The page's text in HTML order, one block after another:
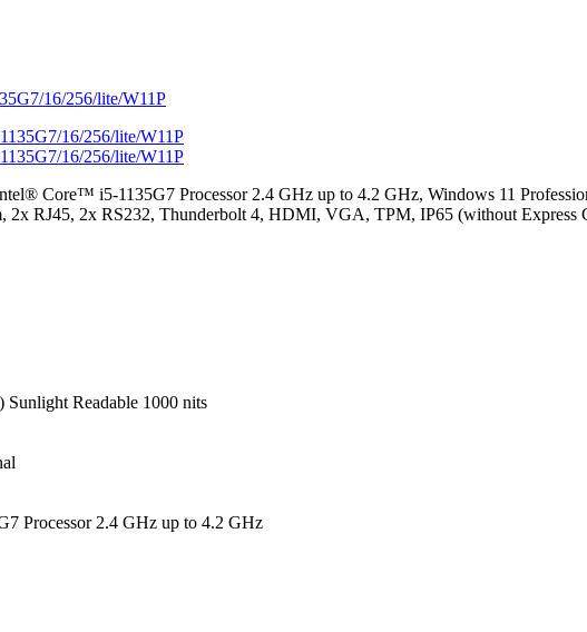
16/256/lite/W11P
Core™ i5-1135G7 Processor 2.4 GHz up to 4.2 GHz, Windows 11
2x RJ45, 2x RS232, Thunderbolt 4, HDMI, VGA, TPM, IP65 (without Express
Readable 1000 nits
Processor 2.4 GHz up to 4.2 GHz